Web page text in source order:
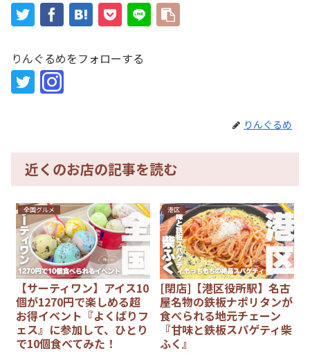
りんぐるめをフォローする
りんぐるめ
近くのお店の記事を読む
全国グルメ
【サーティワン】アイス10
個が1270円で楽しめる超
お得イベント『よくばりフ
ェス』に参加して、ひとり
で10個食べてみた！
港区
[閉店]【港区役所駅】名古
屋名物の鉄板ナポリタンが
食べられる地元チェーン
『甘味と鉄板スパゲティ柴
ふく』